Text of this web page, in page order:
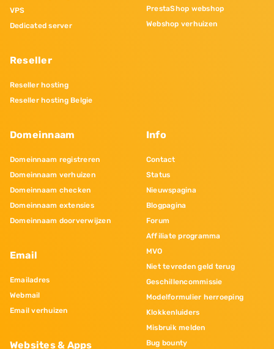
VPS
Dedicated server
Reseller
Reseller hosting
Reseller hosting Belgie
PrestaShop webshop
Webshop verhuizen
Domeinnaam
Domeinnaam registreren
Domeinnaam verhuizen
Domeinnaam checken
Domeinnaam extensies
Domeinnaam doorverwijzen
Email
Emailadres
Webmail
Email verhuizen
Websites & Apps
Info
Contact
Status
Nieuwspagina
Blogpagina
Forum
Affiliate programma
MVO
Niet tevreden geld terug
Geschillencommissie
Modelformulier herroeping
Klokkenluiders
Misbruik melden
Bug bounty